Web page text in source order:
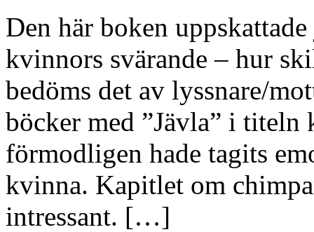
Den här boken
kvinnors svärande – hur
bedöms det av lyssnare/
böcker med ”Jävla” i titeln
förmodligen hade tagits
kvinna. Kapitlet om
intressant. […]